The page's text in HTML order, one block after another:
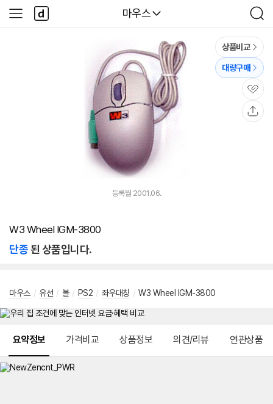
다나와
마우스
검
색
사
이
다
나
와
상품비교
대량구매
관
심
등록월 2001.06.
W3 Wheel IGM-3800
단종된 상품입니다.
마우스 / 유선 / 볼 / PS2 / 좌우대칭 / W3 Wheel IGM-3800
요약정보 가격비교 상품정보 의견/리뷰 연관상품